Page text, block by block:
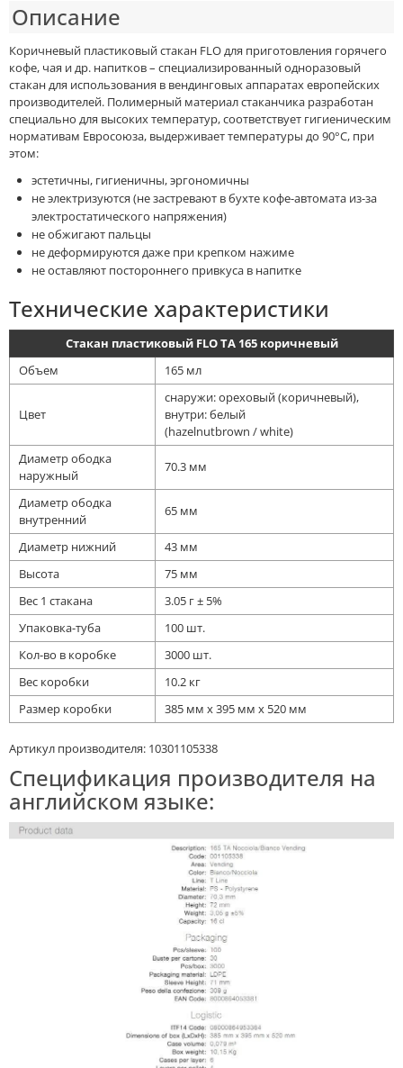
Описание
Коричневый пластиковый стакан FLO для приготовления горячего
кофе, чая и др. напитков – специализированный одноразовый
стакан для использования в вендинговых аппаратах европейских
производителей. Полимерный материал стаканчика разработан
специально для высоких температур, соответствует гигиеническим
нормативам Евросоюза, выдерживает температуры до 90°C, при
этом:
эстетичны, гигиеничны, эргономичны
не электризуются (не застревают в бухте кофе-автомата из-за
электростатического напряжения)
не обжигают пальцы
не деформируются даже при крепком нажиме
не оставляют постороннего привкуса в напитке
Технические характеристики
Стакан пластиковый FLO TA 165 коричневый
Объем
165 мл
Цвет
снаружи: ореховый (коричневый),
внутри: белый
(hazelnutbrown / white)
Диаметр ободка
наружный
70.3 мм
Диаметр ободка
внутренний
65 мм
Диаметр нижний
43 мм
Высота
75 мм
Вес 1 стакана
3.05 г ± 5%
Упаковка-туба
100 шт.
Кол-во в коробке
3000 шт.
Вес коробки
10.2 кг
Размер коробки
385 мм x 395 мм x 520 мм
Артикул производителя: 10301105338
Спецификация производителя на
английском языке: